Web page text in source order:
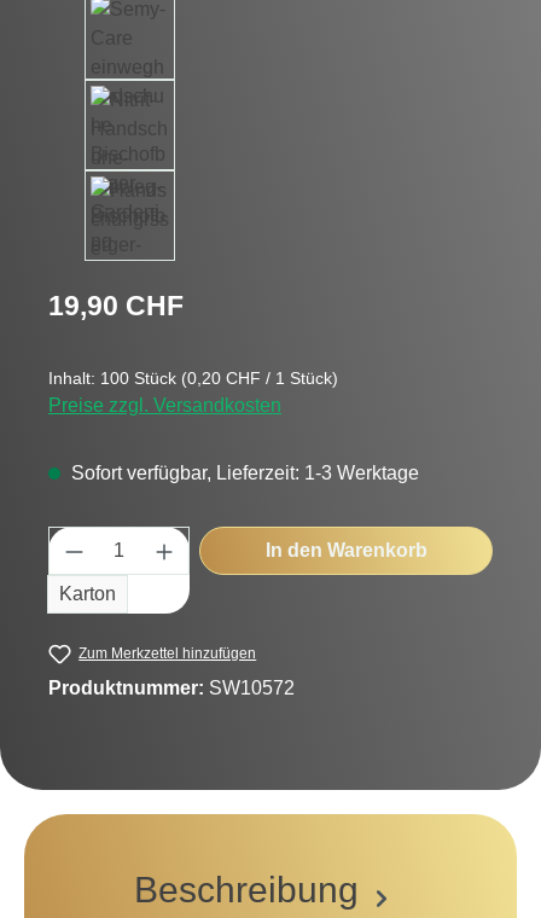
Regulärer Preis:
19,90 CHF
Inhalt: 100 Stück (0,20 CHF / 1 Stück)
Preise zzgl. Versandkosten
Sofort verfügbar, Lieferzeit: 1-3 Werktage
Produkt Anzahl: Gib den gewünschten
Karton
In den Warenkorb
Zum Merkzettel hinzufügen
Produktnummer: SW10572
Beschreibung